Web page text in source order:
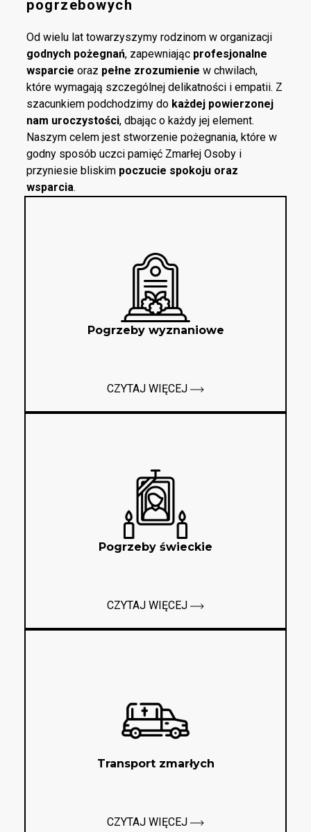
pogrzebowych
Od wielu lat towarzyszymy rodzinom w organizacji
godnych pożegnań, zapewniając profesjonalne
wsparcie oraz pełne zrozumienie w chwilach,
które wymagają szczególnej delikatności i empatii. Z
szacunkiem podchodzimy do każdej powierzonej
nam uroczystości, dbając o każdy jej element.
Naszym celem jest stworzenie pożegnania, które w
godny sposób uczci pamięć Zmarłej Osoby i
przyniesie bliskim poczucie spokoju oraz
wsparcia.
Pogrzeby wyznaniowe
CZYTAJ WIĘCEJ
Pogrzeby świeckie
CZYTAJ WIĘCEJ
Transport zmarłych
CZYTAJ WIĘCEJ